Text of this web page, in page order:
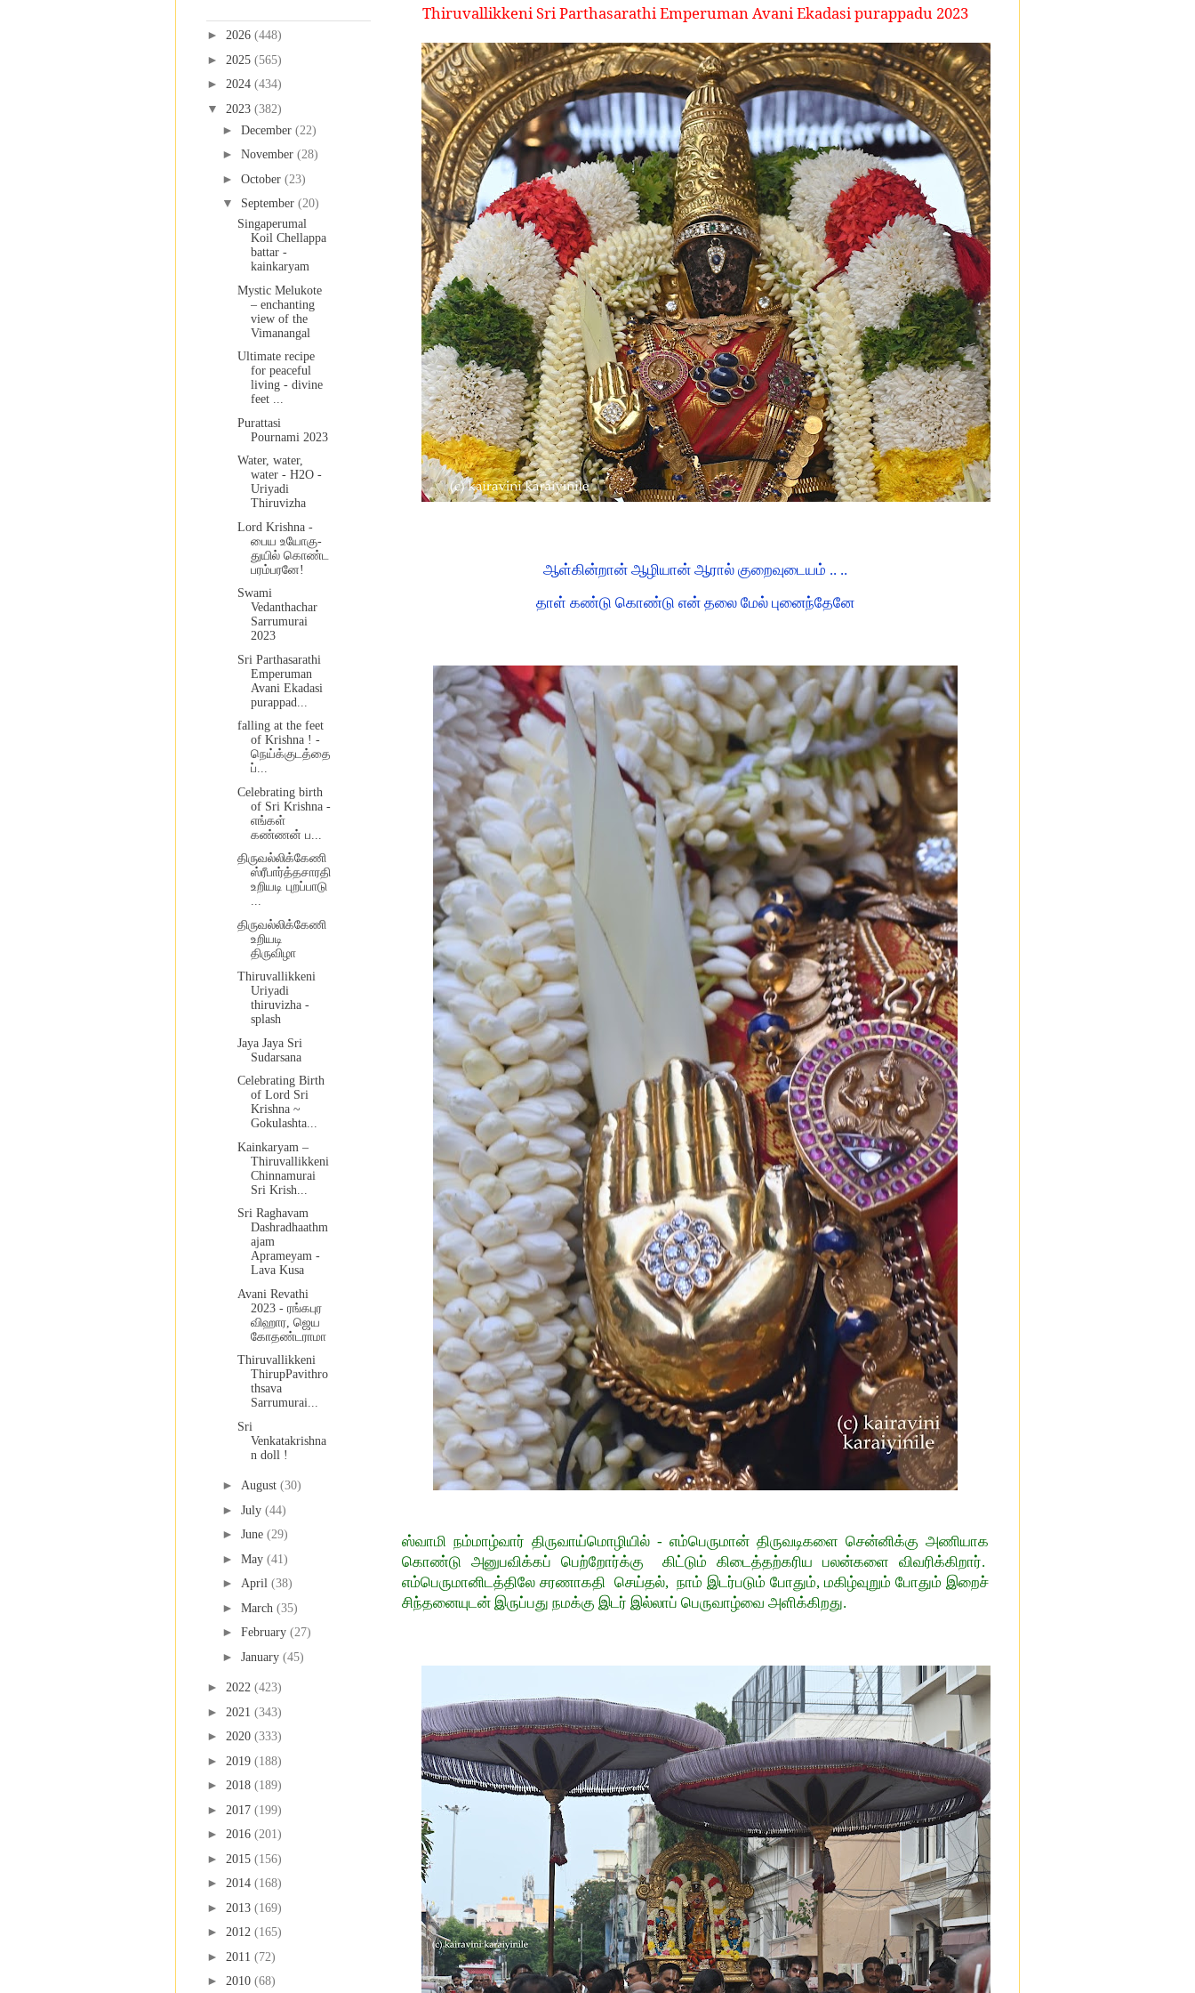
Thiruvallikkeni Sri Parthasarathi Emperuman Avani Ekadasi purappadu 2023
ஆள்கின்றான் ஆழியான் ஆரால் குறைவுடையம் .. ..
தாள் கண்டு கொண்டு என் தலை மேல் புனைந்தேனே
ஸ்வாமி நம்மாழ்வார் திருவாய்மொழியில் - எம்பெருமான் திருவடிகளை சென்னிக்கு அணியாக
கொண்டு அனுபவிக்கப் பெற்றோர்க்கு கிட்டும் கிடைத்தற்கரிய பலன்களை விவரிக்கிறார்.
எம்பெருமானிடத்திலே சரணாகதி செய்தல், நாம் இடர்படும் போதும், மகிழ்வுறும் போதும் இறைச்
சிந்தனையுடன் இருப்பது நமக்கு இடர் இல்லாப் பெருவாழ்வை அளிக்கிறது.
► 2026 (448)
► 2025 (565)
► 2024 (434)
▼ 2023 (382)
► December (22)
► November (28)
► October (23)
▼ September (20)
Singaperumal
Koil Chellappa
battar -
kainkaryam
Mystic Melukote
– enchanting
view of the
Vimanangal
Ultimate recipe
for peaceful
living - divine
feet ...
Purattasi
Pournami 2023
Water, water,
water - H2O -
Uriyadi
Thiruvizha
Lord Krishna -
பைய உயோகு-
துயில் கொண்ட
பரம்பரனே!
Swami
Vedanthachar
Sarrumurai
2023
Sri Parthasarathi
Emperuman
Avani Ekadasi
purappad...
falling at the feet
of Krishna ! -
நெய்க்குடத்தை
ப்...
Celebrating birth
of Sri Krishna -
எங்கள்
கண்ணன் ப...
திருவல்லிக்கேணி
ஸ்ரீபார்த்தசாரதி
உறியடி புறப்பாடு
...
திருவல்லிக்கேணி
உறியடி
திருவிழா
Thiruvallikkeni
Uriyadi
thiruvizha -
splash
Jaya Jaya Sri
Sudarsana
Celebrating Birth
of Lord Sri
Krishna ~
Gokulashta...
Kainkaryam –
Thiruvallikkeni
Chinnamurai
Sri Krish...
Sri Raghavam
Dashradhaathm
ajam
Aprameyam -
Lava Kusa
Avani Revathi
2023 - ரங்கபுர
விஹார, ஜெய
கோதண்டராமா
Thiruvallikkeni
ThirupPavithro
thsava
Sarrumurai...
Sri
Venkatakrishna
n doll !
► August (30)
► July (44)
► June (29)
► May (41)
► April (38)
► March (35)
► February (27)
► January (45)
► 2022 (423)
► 2021 (343)
► 2020 (333)
► 2019 (188)
► 2018 (189)
► 2017 (199)
► 2016 (201)
► 2015 (156)
► 2014 (168)
► 2013 (169)
► 2012 (165)
► 2011 (72)
► 2010 (68)